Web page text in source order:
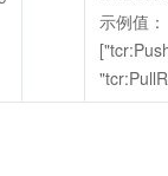
示例值：